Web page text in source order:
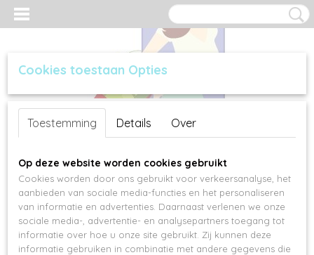
Inloggen Registreren
Cookies toestaan Opties
Toestemming Details Over
Op deze website worden cookies gebruikt
Cookies worden door ons gebruikt voor verkeersanalyse, het
aanbieden van sociale media-functies en het personaliseren
van informatie en advertenties. Daarnaast verlenen we onze
sociale media-, advertentie- en analysepartners toegang tot
informatie over hoe u onze site gebruikt. Zij kunnen deze
informatie gebruiken in combinatie met andere gegevens die